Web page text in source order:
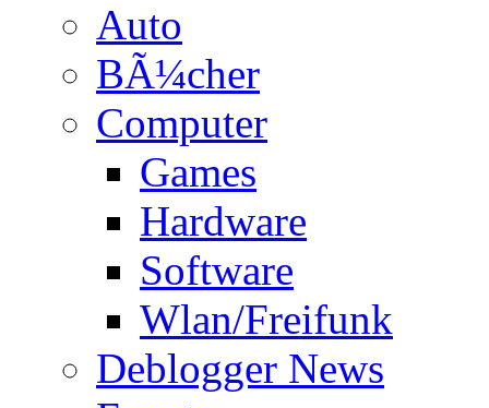
Auto
BÃ¼cher
Computer
Games
Hardware
Software
Wlan/Freifunk
Deblogger News